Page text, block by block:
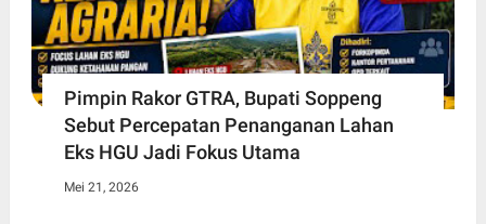
Pimpin Rakor GTRA, Bupati Soppeng
Sebut Percepatan Penanganan Lahan
Eks HGU Jadi Fokus Utama
Mei 21, 2026